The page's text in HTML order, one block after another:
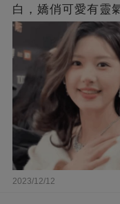
白，嬌俏可愛有靈
2023/12/12